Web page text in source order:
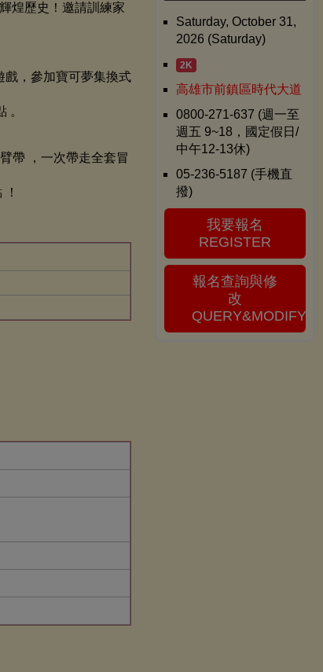
煌歷史！邀請訓練家
戲，參加寶可夢集換式
。
帶 ，一次帶走全套冒
Saturday, October 31,
2026 (Saturday)
2K
高雄市前鎮區時代大道
0800-271-637 (週一至
週五 9~18，國定假日/
中午12-13休)
05-236-5187 (手機直
撥)
我要報名
REGISTER
報名查詢與修
改
QUERY&MODIFY